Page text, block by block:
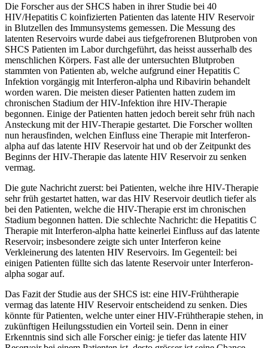
Die Forscher aus der SHCS haben in ihrer Studie bei 40
HIV/Hepatitis C koinfizierten Patienten das latente HIV Reservoir
in Blutzellen des Immunsystems gemessen. Die Messung des
latenten Reservoirs wurde dabei aus tiefgefrorenen Blutproben von
SHCS Patienten im Labor durchgeführt, das heisst ausserhalb des
menschlichen Körpers. Fast alle der untersuchten Blutproben
stammten von Patienten ab, welche aufgrund einer Hepatitis C
Infektion vorgängig mit Interferon-alpha und Ribavirin behandelt
worden waren. Die meisten dieser Patienten hatten zudem im
chronischen Stadium der HIV-Infektion ihre HIV-Therapie
begonnen. Einige der Patienten hatten jedoch bereit sehr früh nach
Ansteckung mit der HIV-Therapie gestartet. Die Forscher wollten
nun herausfinden, welchen Einfluss eine Therapie mit Interferon-
alpha auf das latente HIV Reservoir hat und ob der Zeitpunkt des
Beginns der HIV-Therapie das latente HIV Reservoir zu senken
vermag.
Die gute Nachricht zuerst: bei Patienten, welche ihre HIV-Therapie
sehr früh gestartet hatten, war das HIV Reservoir deutlich tiefer als
bei den Patienten, welche die HIV-Therapie erst im chronischen
Stadium begonnen hatten. Die schlechte Nachricht: die Hepatitis C
Therapie mit Interferon-alpha hatte keinerlei Einfluss auf das latente
Reservoir; insbesondere zeigte sich unter Interferon keine
Verkleinerung des latenten HIV Reservoirs. Im Gegenteil: bei
einigen Patienten füllte sich das latente Reservoir unter Interferon-
alpha sogar auf.
Das Fazit der Studie aus der SHCS ist: eine HIV-Frühtherapie
vermag das latente HIV Reservoir entscheidend zu senken. Dies
könnte für Patienten, welche unter einer HIV-Frühtherapie stehen, in
zukünftigen Heilungsstudien ein Vorteil sein. Denn in einer
Erkenntnis sind sich alle Forscher einig: je tiefer das latente HIV